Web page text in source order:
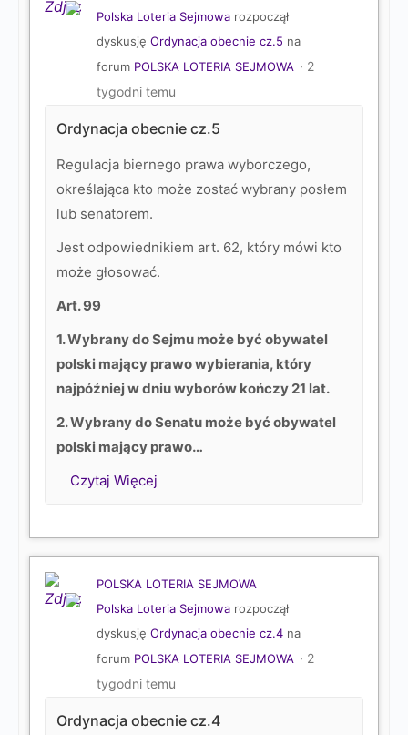
Polska Loteria Sejmowarozpoczął
dyskusję Ordynacja obecnie cz.5 na
forum POLSKA LOTERIA SEJMOWA
2
tygodni temu
Ordynacja obecnie cz.5
Regulacja biernego prawa wyborczego,
określająca kto może zostać wybrany posłem
lub senatorem.
Jest odpowiednikiem art. 62, który mówi kto
może głosować.
Art. 99
1. Wybrany do Sejmu może być obywatel
polski mający prawo wybierania, który
najpóźniej w dniu wyborów kończy 21 lat.
2. Wybrany do Senatu może być obywatel
polski mający prawo…
Czytaj Więcej
POLSKA LOTERIA SEJMOWA
Polska Loteria Sejmowarozpoczął
dyskusję Ordynacja obecnie cz.4na
forum POLSKA LOTERIA SEJMOWA
2
tygodni temu
Ordynacja obecnie cz.4